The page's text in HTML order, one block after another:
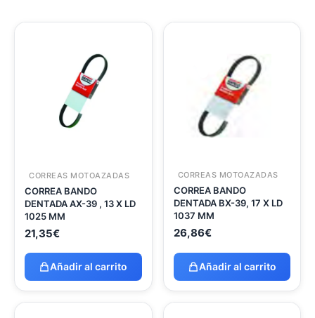
CORREAS MOTOAZADAS
CORREA BANDO
DENTADA AX-39 , 13 X LD
1025 MM
21,35€
Añadir al carrito
CORREAS MOTOAZADAS
CORREA BANDO
DENTADA BX-39, 17 X LD
1037 MM
26,86€
Añadir al carrito